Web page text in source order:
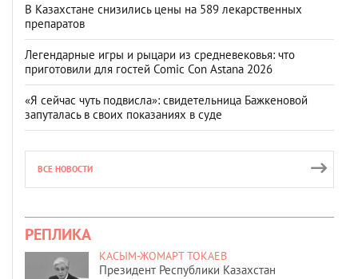
В Казахстане снизились цены на 589 лекарственных
препаратов
Легендарные игры и рыцари из средневековья: что
приготовили для гостей Comic Con Astana 2026
«Я сейчас чуть подвисла»: свидетельница Бажкеновой
запуталась в своих показаниях в суде
ВСЕ НОВОСТИ
РЕПЛИКА
КАСЫМ-ЖОМАРТ ТОКАЕВ
Президент Республики Казахстан